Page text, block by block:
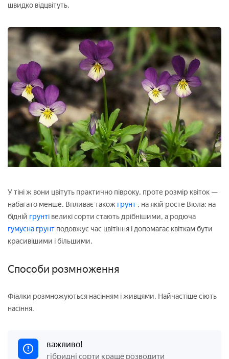
швидко відцвітуть.
У тіні ж вони цвітуть практично півроку, проте розмір квіток —
набагато менше. Впливає також грунт , на якій росте Віола: на
бідній грунті великі сорти стають дрібнішими, а родюча
гумусна грунт подовжує час цвітіння і допомагає квіткам бути
красивішими і більшими.
Способи розмноження
Фіалки розмножуються насінням і живцями. Найчастіше сіють
насіння.
важливо!
гібридні сорти краще розводити